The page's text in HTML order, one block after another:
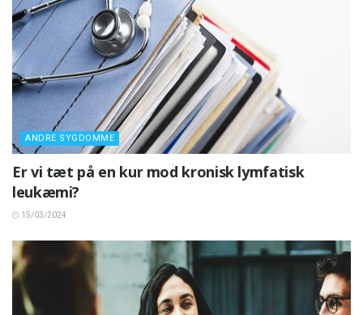
ANDRE SYGDOMME
Er vi tæt på en kur mod kronisk lymfatisk
leukæmi?
15/03/2024